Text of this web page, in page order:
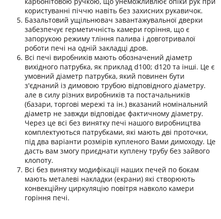
користуванні піччю навіть без захисних рукавичок.
Базальтовий ущільнювач завантажувальної дверки
забезпечує герметичність камери горіння, що є
запорукою режиму тління палива і довготривалої
роботи печі на одній закладці дров.
Всі печі виробників мають обозначений діаметр
вихідного патрубка, як приклад d100; d120 та інші. Це є
умовний діаметр патрубка, який повинен бути
з'єднаний із димовою трубою відповідного діаметру.
але в силу різних виробників та постачальників
(базари, торгові мережі та ін.) вказаний номінальний
діаметр не завжди відповідає фактичному діаметру.
Через це всі без винятку печі нашого виробництва
комплектуються патрубками, які мають дві проточки,
під два варіанти розмірів купленого Вами димоходу. Це
дасть вам змогу приєднати куплену трубу без зайвого
клопоту.
Всі без винятку модифікації наших печей по бокам
мають металеві накладки (екрани) які створюють
конвекційну циркуляцію повітря навколо камери
горіння печі.